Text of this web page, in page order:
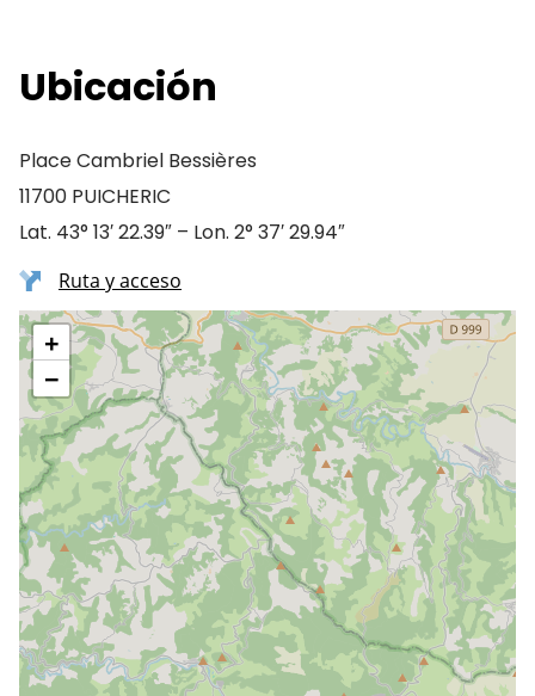
Ubicación
Place Cambriel Bessières
11700 PUICHERIC
Lat. 43° 13′ 22.39″ – Lon. 2° 37′ 29.94″
Ruta y acceso
+
−